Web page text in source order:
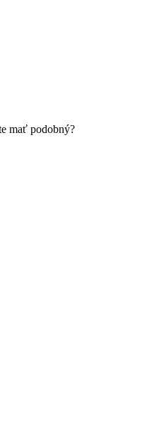
mať podobný?